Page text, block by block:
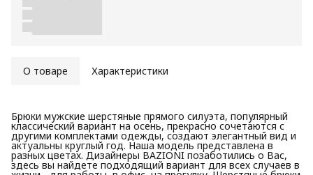
О товаре Характеристики
Брюки мужские шерстяные прямого силуэта, популярный
классический вариант на осень, прекрасно сочетаются с
другими комплектами одежды, создают элегантный вид и
актуальны круглый год. Наша модель представлена в
разных цветах. Дизайнеры BAZIONI позаботились о Вас,
здесь вы найдете подходящий вариант для всех случаев в